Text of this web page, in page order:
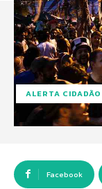
ALERTA CIDADÃO
Facebook